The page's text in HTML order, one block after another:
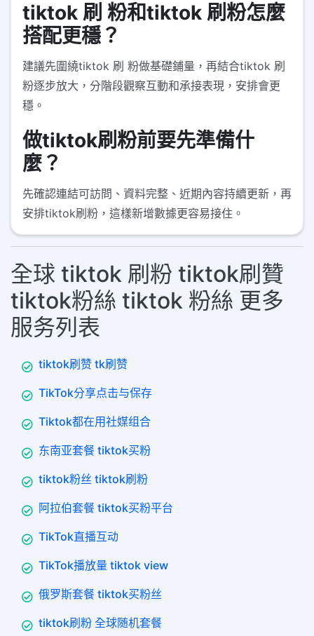
tiktok 刷 粉和tiktok 刷粉怎麼
搭配更穩？
建議先圍繞tiktok 刷 粉做基礎鋪量，再結合tiktok 刷
粉逐步放大，分階段觀察互動和承接表現，安排會更
穩。
做tiktok刷粉前要先準備什
麼？
先確認連結可訪問、資料完整、近期內容持續更新，再
安排tiktok刷粉，這樣新增數據更容易接住。
全球 tiktok 刷粉 tiktok刷贊
tiktok粉絲 tiktok 粉絲 更多
服务列表
tiktok刷赞 tk刷赞
TikTok分享点击与保存
Tiktok都在用社媒组合
东南亚套餐 tiktok买粉
tiktok粉丝 tiktok刷粉
阿拉伯套餐 tiktok买粉平台
TikTok直播互动
TikTok播放量 tiktok view
俄罗斯套餐 tiktok买粉丝
tiktok刷粉 全球随机套餐